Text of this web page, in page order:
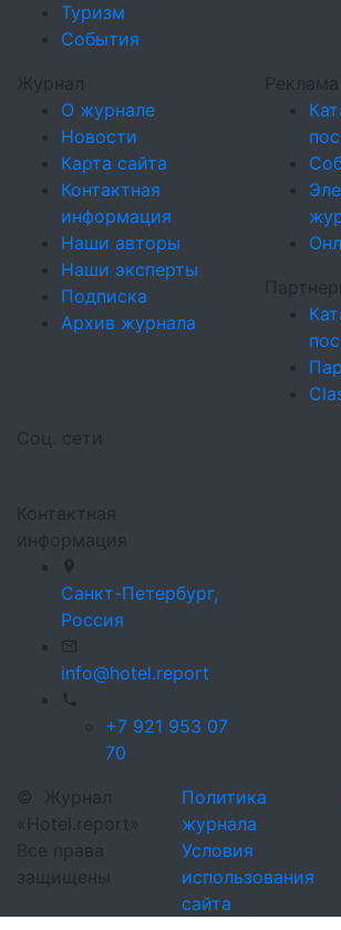
Туризм
События
Журнал
О журнале
Новости
Карта сайта
Контактная
информация
Наши авторы
Наши эксперты
Подписка
Архив журнала
Реклама
Соц. сети
Контактная
информация
Санкт-Петербург,
Россия
info@hotel.report
+7 921 953 07
70
©
Журнал
«Hotel.report»
Все права
защищены
Политика
журнала
Условия
использования
сайта